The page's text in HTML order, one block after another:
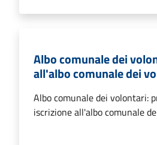
Albo comunale dei
all'albo comunale dei
Albo comunale dei volontari:
iscrizione all'albo comunale